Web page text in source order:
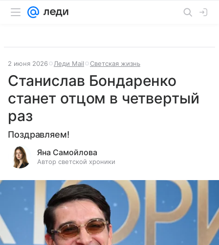
2 июня 2026 Леди Mail Светская жизнь
Станислав Бондаренко
станет отцом в четвертый
раз
Поздравляем!
Яна Самойлова
Автор светской хроники